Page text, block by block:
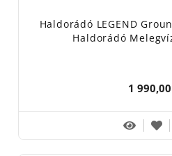
Haldorádó LEGEND
Haldorádó
1